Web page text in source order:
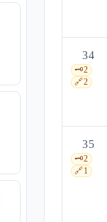
34
🗝️2
🔗2
35
🗝️2
🔗1